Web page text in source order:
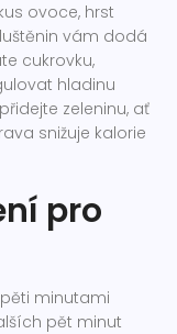
ovoce, hrst
vám dodá
cukrovku,
hladinu
zeleninu, ať
snižuje kalorie
pro
minutami
pět minut